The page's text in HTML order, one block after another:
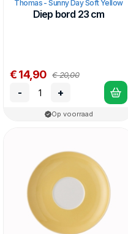
Thomas - Sunny Day Soft Yellow
Diep bord 23 cm
€ 14,90 € 20,00
- +
Op voorraad